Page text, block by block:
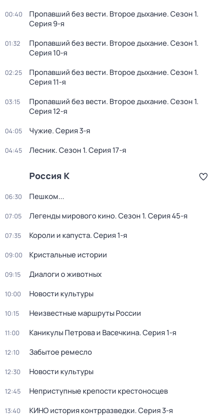
00:40 Пропавший без вести. Второе дыхание. Сезон 1.
Серия 9-я
01:32 Пропавший без вести. Второе дыхание. Сезон 1.
Серия 10-я
02:25 Пропавший без вести. Второе дыхание. Сезон 1.
Серия 11-я
03:15 Пропавший без вести. Второе дыхание. Сезон 1.
Серия 12-я
04:05 Чужие. Серия 3-я
04:45 Лесник. Сезон 1. Серия 17-я
Россия К
06:30 Пешком...
07:05 Легенды мирового кино. Сезон 1. Серия 45-я
07:35 Короли и капуста. Серия 1-я
09:00 Кристальные истории
09:15 Диалоги о животных
10:00 Новости культуры
10:15 Неизвестные маршруты России
11:00 Каникулы Петрова и Васечкина. Серия 1-я
12:10 Забытое ремесло
12:30 Новости культуры
12:45 Неприступные крепости крестоносцев
13:40 КИНО история контрразведки. Серия 3-я